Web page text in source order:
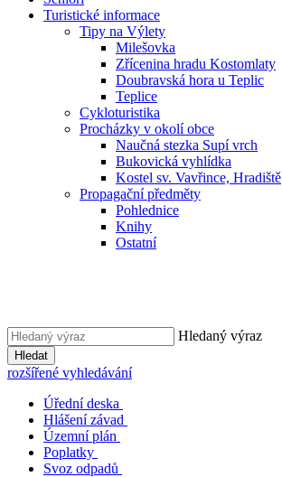
Turistické informace
Tipy na Výlety
Milešovka
Zřícenina hradu Kostomlaty
Doubravská hora u Teplic
Teplice
Cykloturistika
Procházky v okolí obce
Naučná stezka Supí vrch
Bukovická vyhlídka
Kostel sv. Vavřince, Hradiště
Propagační předměty
Pohlednice
Knihy
Ostatní
Hledaný výraz
Hledat
rozšířené vyhledávání
Úřední deska
Hlášení závad
Územní plán
Poplatky
Svoz odpadů